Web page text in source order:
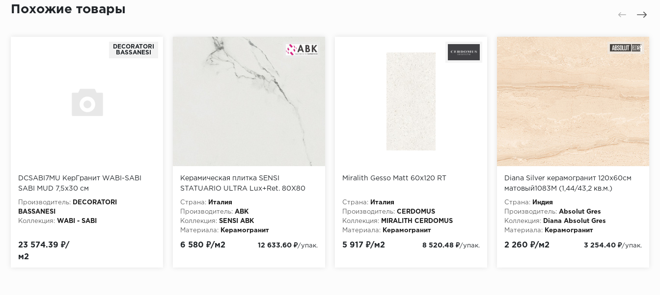
Подписание договора доступным способом: в магазине, на встрече с представителем или по СМС
Достаточно только паспорта
Похожие товары
DECORATORI
BASSANESI
DCSABI7MU КерГранит WABI-SABI
SABI MUD 7,5x30 см
Производитель:
DECORATORI
BASSANESI
Коллекция: WABI - SABI
23 574.39 ₽/
м2
Керамическая плитка SENSI
STATUARIO ULTRA Lux+Ret. 80X80
Страна:
Италия
Производитель: ABK
Коллекция: SENSI ABK
Материала:
Керамогранит
6 580 ₽/м2 12 633.60 ₽/упак.
Miralith Gesso Matt 60x120 RT
Страна:
Италия
Производитель: CERDOMUS
Коллекция:
MIRALITH CERDOMUS
Материала:
Керамогранит
5 917 ₽/м2 8 520.48 ₽/упак.
Diana Silver керамогранит 120x60см
матовый1083M (1,44/43,2 кв.м.)
Страна:
Индия
Производитель: Absolut Gres
Коллекция:
Diana Absolut Gres
Материала:
Керамогранит
2 260 ₽/м2 3 254.40 ₽/упак.